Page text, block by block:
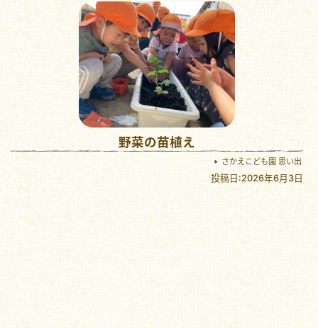
野菜の苗植え
さかえこども園 思い出
投稿日:2026年6月3日